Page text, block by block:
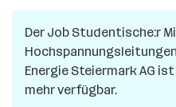
Der Job Studentische:r
Hochspannungsleitungen
Energie Steiermark AG ist
mehr verfügbar.